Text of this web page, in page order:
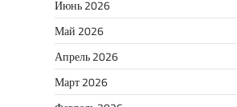
Июнь 2026
Май 2026
Апрель 2026
Март 2026